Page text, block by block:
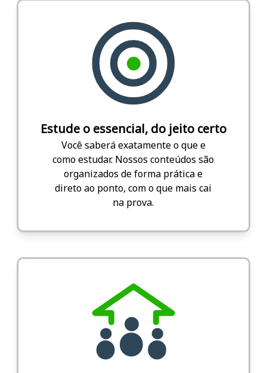
Estude o essencial, do jeito certo
Você saberá exatamente o que e
como estudar. Nossos conteúdos são
organizados de forma prática e
direto ao ponto, com o que mais cai
na prova.